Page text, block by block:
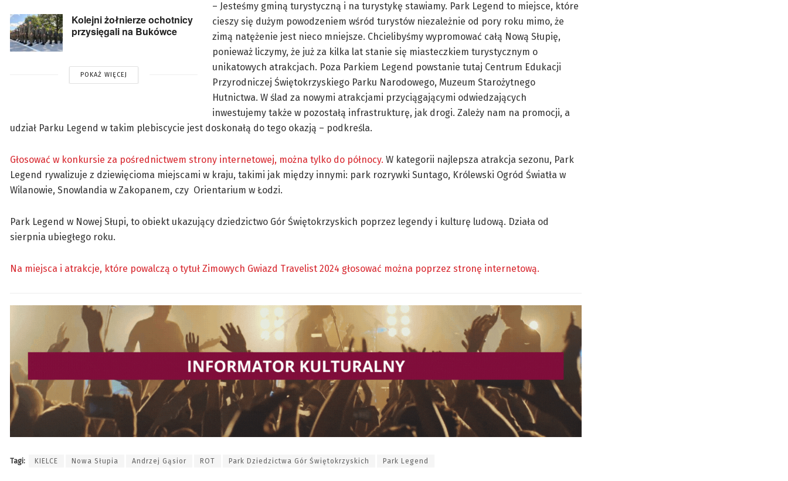
Kolejni żołnierze ochotnicy
przysięgali na Bukówce
POKAŻ WIĘCEJ
– Jesteśmy gminą turystyczną i na turystykę stawiamy. Park Legend to miejsce, które
cieszy się dużym powodzeniem wśród turystów niezależnie od pory roku mimo, że
zimą natężenie jest nieco mniejsze. Chcielibyśmy wypromować całą Nową Słupię,
ponieważ liczymy, że już za kilka lat stanie się miasteczkiem turystycznym o
unikatowych atrakcjach. Poza Parkiem Legend powstanie tutaj Centrum Edukacji
Przyrodniczej Świętokrzyskiego Parku Narodowego, Muzeum Starożytnego
Hutnictwa. W ślad za nowymi atrakcjami przyciągającymi odwiedzających
inwestujemy także w pozostałą infrastrukturę, jak drogi. Zależy nam na promocji, a
udział Parku Legend w takim plebiscycie jest doskonałą do tego okazją – podkreśla.
Głosować w konkursie za pośrednictwem strony internetowej, można tylko do północy. W kategorii najlepsza atrakcja sezonu, Park
Legend rywalizuje z dziewięcioma miejscami w kraju, takimi jak między innymi: park rozrywki Suntago, Królewski Ogród Światła w
Wilanowie, Snowlandia w Zakopanem, czy Orientarium w Łodzi.
Park Legend w Nowej Słupi, to obiekt ukazujący dziedzictwo Gór Świętokrzyskich poprzez legendy i kulturę ludową. Działa od
sierpnia ubiegłego roku.
Na miejsca i atrakcje, które powalczą o tytuł Zimowych Gwiazd Travelist 2024 głosować można poprzez stronę internetową.
Tagi: KIELCE Nowa Słupia Andrzej Gąsior ROT Park Dziedzictwa Gór Świętokrzyskich Park Legend